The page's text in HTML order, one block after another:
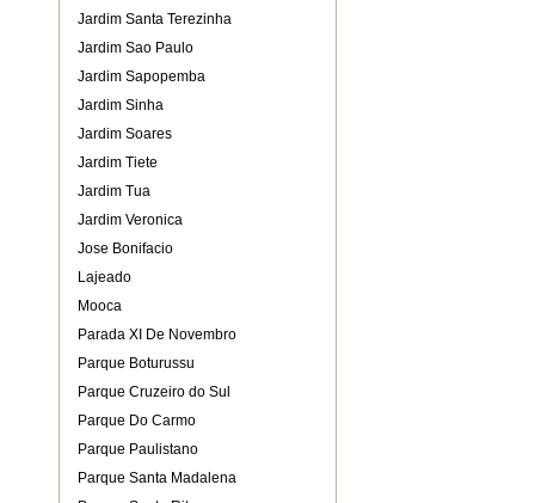
Jardim Santa Terezinha
Jardim Sao Paulo
Jardim Sapopemba
Jardim Sinha
Jardim Soares
Jardim Tiete
Jardim Tua
Jardim Veronica
Jose Bonifacio
Lajeado
Mooca
Parada XI De Novembro
Parque Boturussu
Parque Cruzeiro do Sul
Parque Do Carmo
Parque Paulistano
Parque Santa Madalena